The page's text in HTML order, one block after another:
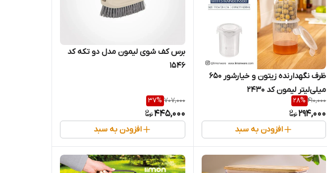
ظرف نگهدارنده زیتون و خیارشور ۶۵۰
میلی‌لیتر لیمون کد ۲۴۳۰
410,000
28%
294,000
افزودن به سبد
برس کف شوی لیمون مدل دو تکه کد
۱۵۴۶
707,000
37%
445,000
افزودن به سبد